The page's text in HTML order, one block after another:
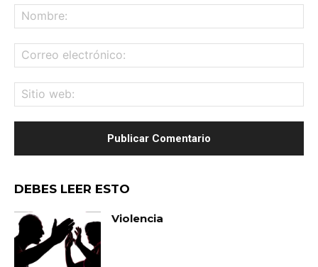
DEBES LEER ESTO
Violencia